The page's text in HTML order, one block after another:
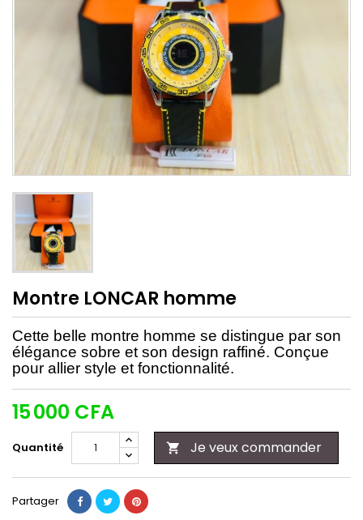
Montre LONCAR homme
Cette belle montre homme se distingue par son
élégance sobre et son design raffiné. Conçue
pour allier style et fonctionnalité.
15 000 CFA
Quantité  Je veux commander
Partager